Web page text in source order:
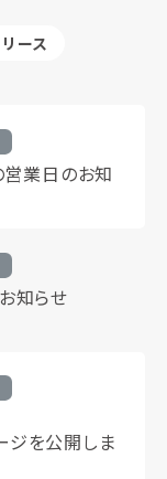
ース
業日のお知
知らせ
を公開しま